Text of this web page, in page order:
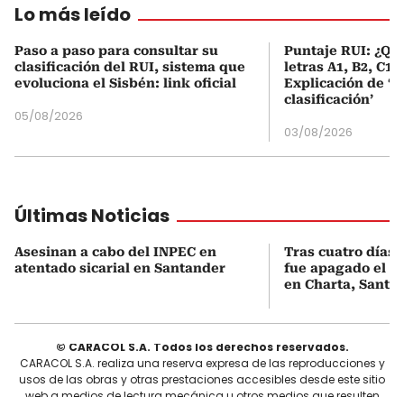
Lo más leído
Paso a paso para consultar su
clasificación del RUI, sistema que
evoluciona el Sisbén: link oficial
05/08/2026
Puntaje RUI:
letras A1, B2, C1
Explicación de
clasificación’
03/08/2026
Últimas Noticias
Asesinan a cabo del INPEC en
atentado sicarial en Santander
Tras cuatro días
fue apagado el
en Charta,
© CARACOL S.A. Todos los derechos reservados.
CARACOL S.A. realiza una reserva expresa de las reproducciones y
usos de las obras y otras prestaciones accesibles desde este sitio